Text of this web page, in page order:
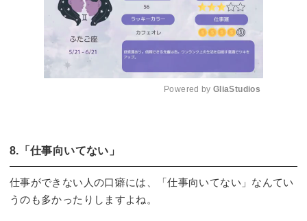
Powered by GliaStudios
8.「仕事向いてない」
仕事ができない人の口癖には、「仕事向いてない」なんてい
うのも多かったりしますよね。